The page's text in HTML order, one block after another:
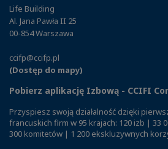
Life Building
Al. Jana Pawła II 25
00-854 Warszawa
ccifp@ccifp.pl
(Dostęp do mapy)
Pobierz aplikację Izbową - CCIFI
Przyspiesz swoją działalność dzięki
francuskich firm w 95 krajach: 120 izb | 33
300 komitetów | 1 200 ekskluzywnych